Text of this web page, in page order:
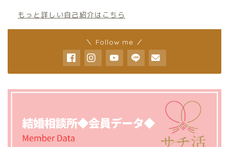
もっと詳しい自己紹介はこちら
＼ Follow me ／